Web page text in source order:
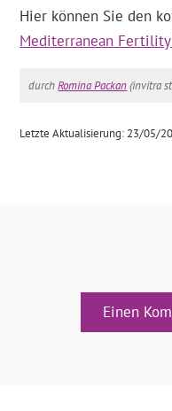
Hier können Sie den
Mediterranean
durchRomina Packan(invitra
Letzte Aktualisierung: 23/05/
Einen